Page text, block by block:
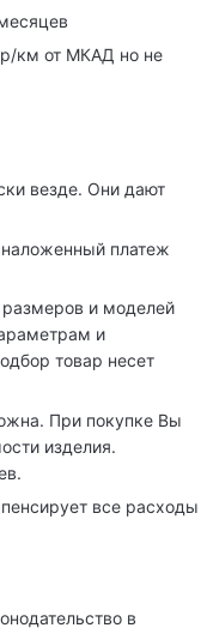
км от МКАД но не
везде. Они дают
наложенный платеж
и моделей
и
товар несет
При покупке Вы
изделия.
все расходы
в